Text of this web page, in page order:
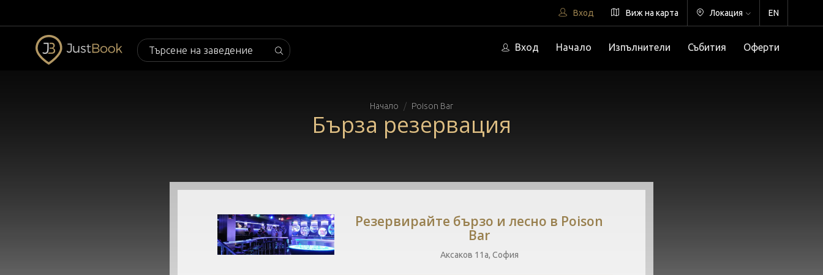
Вход Виж на карта Локация EN
Вход Начало Изпълнители Събития Оферти
Начало Poison Bar
Бърза резервация
Резервирайте бързо и лесно в Poison
Bar
Аксаков 11а, София